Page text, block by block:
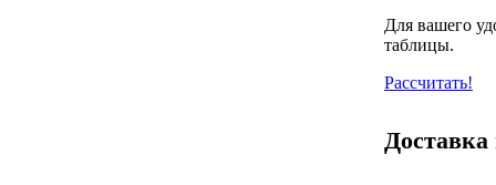
Для вашего
таблицы.
Рассчитать!